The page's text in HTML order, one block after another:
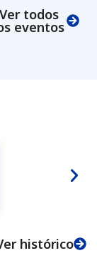
Ver todos
eventos
histórico